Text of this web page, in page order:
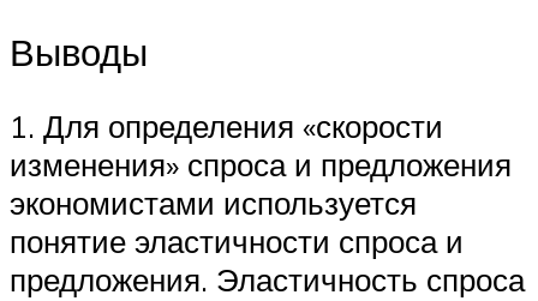
Выводы
1. Для определения «скорости
изменения» спроса и предложения
экономистами используется
понятие эластичности спроса и
предложения. Эластичность спроса